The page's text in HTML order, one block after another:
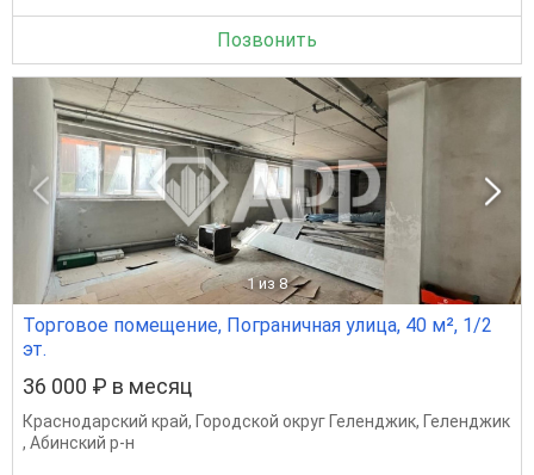
Позвонить
1 из 8
Торговое помещение, Пограничная улица, 40 м², 1/2
эт.
36 000 ₽ в месяц
Краснодарский край, Городской округ Геленджик, Геленджик
, Абинский р-н